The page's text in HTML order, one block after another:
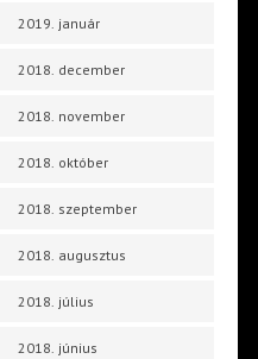
2019. január
2018. december
2018. november
2018. október
2018. szeptember
2018. augusztus
2018. július
2018. június